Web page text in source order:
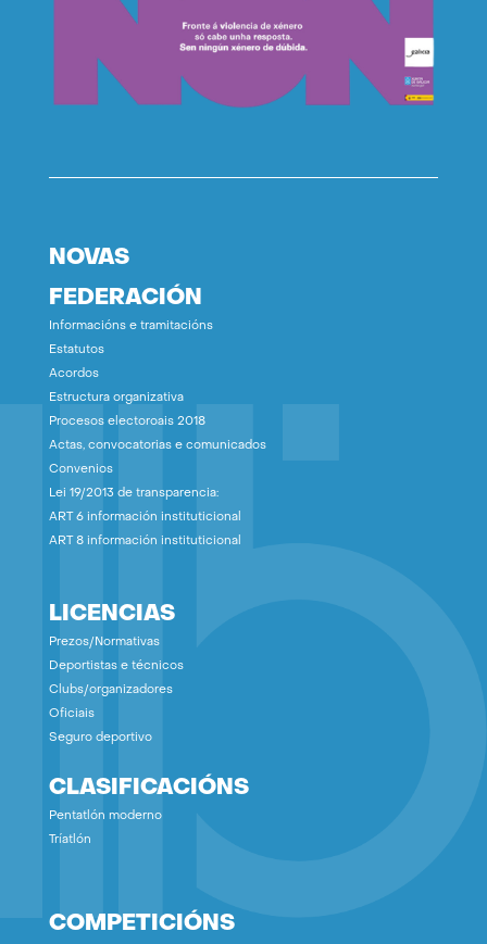
NOVAS
FEDERACIÓN
Informacións e tramitacións
Estatutos
Acordos
Estructura organizativa
Procesos electoroais 2018
Actas, convocatorias e comunicados
Convenios
Lei 19/2013 de transparencia:
ART 6 información instituticional
ART 8 información instituticional
LICENCIAS
Prezos/Normativas
Deportistas e técnicos
Clubs/organizadores
Oficiais
Seguro deportivo
CLASIFICACIÓNS
Pentatlón moderno
Tríatlón
COMPETICIÓNS